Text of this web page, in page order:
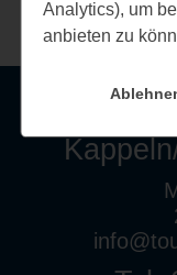
Analytics), um
anbieten zu